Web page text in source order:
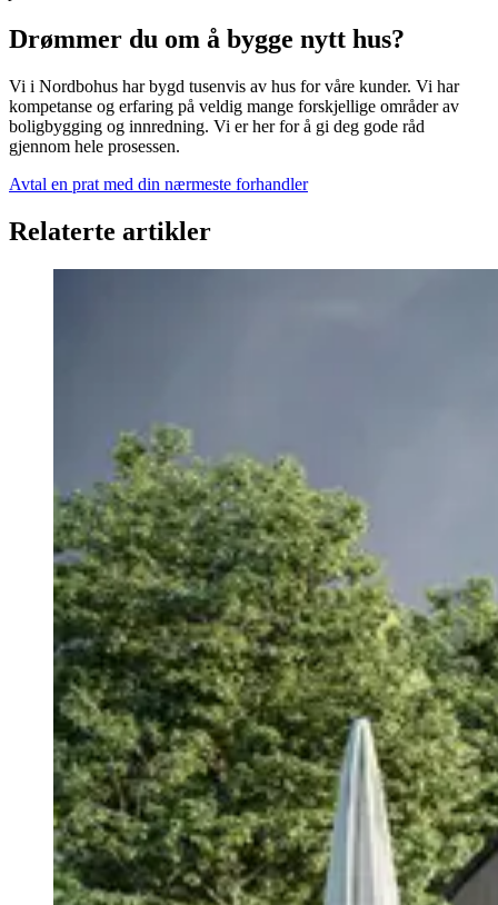
Drømmer du om å bygge nytt hus?
Vi i Nordbohus har bygd tusenvis av hus for våre kunder. Vi har
kompetanse og erfaring på veldig mange forskjellige områder av
boligbygging og innredning. Vi er her for å gi deg gode råd
gjennom hele prosessen.
Avtal en prat med din nærmeste forhandler
Relaterte artikler